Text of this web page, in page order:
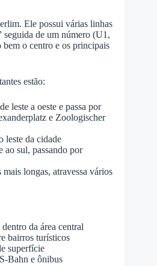
Ele possui várias linhas
seguida de um número (U1,
o centro e os principais
estão:
leste a oeste e passa por
e Zoologischer
leste da cidade
ao sul, passando por
mais longas, atravessa vários
da área central
bairros turísticos
superfície
Bahn e ônibus